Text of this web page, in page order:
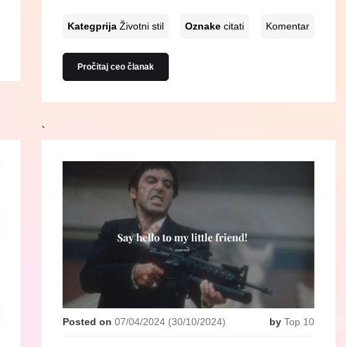
Kategprija Životni stil Oznakecitati Komentar
Pročitaj ceo članak
`
Posted on 07/04/2024(30/10/2024) by Top 10